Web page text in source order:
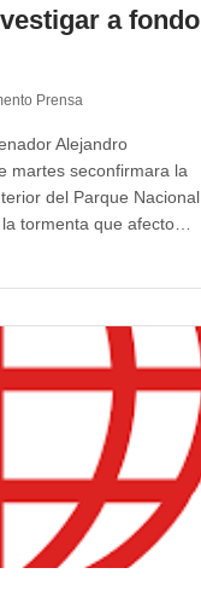
a fondo
Prensa
Alejandro
martes seconfirmara la
del Parque Nacional
tormenta que afecto…